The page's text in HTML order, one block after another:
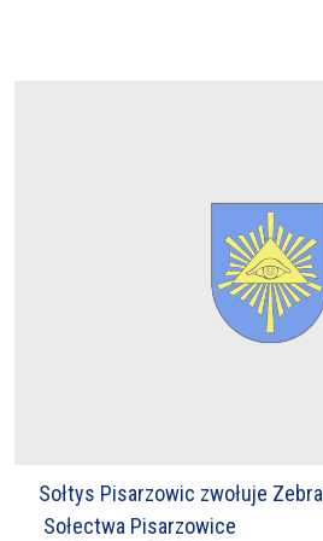
Sołtys Pisarzowic zwołuje
Sołectwa Pisarzowice